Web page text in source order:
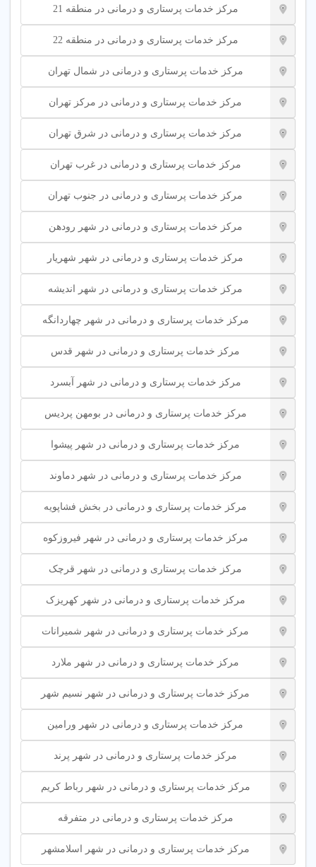
پرستار سالمند تهران
فیزیوتراپی در منزل
5 نکته طلایی قبل از انتخاب مرکز خدمات پرستاری | ویژگی یک
خدمت خوب چیست؟
انتخاب مرکز خدمات پرستاری برای مراقبت از عزیزان اهمیت زیادی
دارد. این نکات به شما کمک می‌کند انتخابی هوشمندانه داشته باشید.
: نوع خدمت (مراقبت از سالمند،
بیمار یا کودک) را مشخص کنید.
: از مراکز معتبر در تهران یا پلتفرم
شهر اینترنتی برای مشاوره رایگان استفاده کنید.
: امکانات مرکز و تجهیزات پیشرفته را بررسی
: خدمات ساعتی برای بودجه
محدود و مراقبت شبانه روزی برای نیازهای پیشرفته مناسب
اعزام پرستار: اعزام پرستار مجرب با قرارداد رسمی در
راهنمای انتخاب خدمات پرستاری مناسب
انتخاب خدمات پرستاری به نیاز و بودجه شما بستگی دارد. اگر در
یکی از دسته‌های زیر قرار دارید، به سراغ خدمات اقتصادی بروید:
برای خدمات سرپایی مانند تزریقات و پانسمان به مراکز
پرستاری مراجعه کنید.
نیاز به مراقبت ساعتی از سالمند یا کودک دارید.
قصد ندارید مراقبت شبانه روزی دریافت کنید.
پیشرفته بروید:
برای مراقبت از بیماران ICU یا بیماران سرطانی به خدمات
به دنبال مراقبت تخصصی برای سالمندان با آلزایمر هستید.
برای انتخاب بهترین خدمت، از راهنمایی متخصصین حرفه‌ای در
تهران یا پلتفرم شهر اینترنتی استفاده کنید.
نکات مهم در انتخاب خدمات پرستاری
خدمات پرستاری یکی از مهم‌ترین نیازهای سلامت خانواده است.
قلبی، سرطانی یا آلزایمر را انتخاب کنید.
مرکز خدمات پرستاری و درمانی در منطقه 21
مرکز خدمات پرستاری و درمانی در منطقه 22
مرکز خدمات پرستاری و درمانی در شمال تهران
مرکز خدمات پرستاری و درمانی در مرکز تهران
مرکز خدمات پرستاری و درمانی در شرق تهران
مرکز خدمات پرستاری و درمانی در غرب تهران
مرکز خدمات پرستاری و درمانی در جنوب تهران
مرکز خدمات پرستاری و درمانی در شهر رودهن
مرکز خدمات پرستاری و درمانی در شهر شهریار
مرکز خدمات پرستاری و درمانی در شهر اندیشه
مرکز خدمات پرستاری و درمانی در شهر چهاردانگه
مرکز خدمات پرستاری و درمانی در شهر قدس
مرکز خدمات پرستاری و درمانی در شهر آبسرد
مرکز خدمات پرستاری و درمانی در بومهن پردیس
مرکز خدمات پرستاری و درمانی در شهر پیشوا
مرکز خدمات پرستاری و درمانی در شهر دماوند
مرکز خدمات پرستاری و درمانی در بخش فشاپویه
مرکز خدمات پرستاری و درمانی در شهر فیروزکوه
مرکز خدمات پرستاری و درمانی در شهر قرچک
مرکز خدمات پرستاری و درمانی در شهر کهریزک
مرکز خدمات پرستاری و درمانی در شهر شمیرانات
مرکز خدمات پرستاری و درمانی در شهر ملارد
مرکز خدمات پرستاری و درمانی در شهر نسیم شهر
مرکز خدمات پرستاری و درمانی در شهر ورامین
مرکز خدمات پرستاری و درمانی در شهر پرند
مرکز خدمات پرستاری و درمانی در شهر رباط کریم
مرکز خدمات پرستاری و درمانی در متفرقه
مرکز خدمات پرستاری و درمانی در شهر اسلامشهر